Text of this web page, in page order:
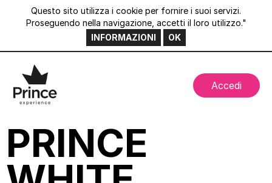
Questo sito utilizza i cookie per fornire i suoi servizi.
Proseguendo nella navigazione, accetti il loro utilizzo."
INFORMAZIONI
OK
Accedi
PRINCE